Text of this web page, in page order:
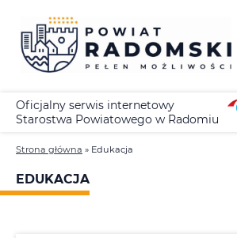
treści
Oficjalny serwis internetowy
Starostwa Powiatowego w Radomiu
Strona główna » Edukacja
EDUKACJA